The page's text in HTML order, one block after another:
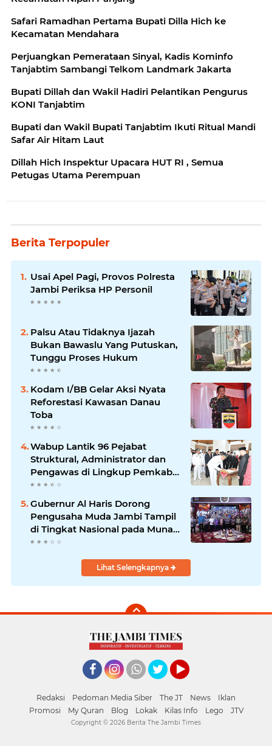
Safari Ramadhan Pertama Bupati Dilla Hich ke
Kecamatan Mendahara
Perjuangkan Pemerataan Sinyal, Kadis Kominfo
Tanjabtim Sambangi Telkom Landmark Jakarta
Bupati Dillah dan Wakil Hadiri Pelantikan Pengurus
KONI Tanjabtim
Bupati dan Wakil Bupati Tanjabtim Ikuti Ritual Mandi
Safar Air Hitam Laut
Dillah Hich Inspektur Upacara HUT RI , Semua
Petugas Utama Perempuan
Berita Terpopuler
Usai Apel Pagi, Provos Polresta
Jambi Periksa HP Personil
Palsu Atau Tidaknya Ijazah
Bukan Bawaslu Yang Putuskan,
Tunggu Proses Hukum
Kodam I/BB Gelar Aksi Nyata
Reforestasi Kawasan Danau
Toba
Wabup Lantik 96 Pejabat
Struktural, Administrator dan
Pengawas di Lingkup Pemkab
Tanjabtim
Gubernur Al Haris Dorong
Pengusaha Muda Jambi Tampil
di Tingkat Nasional pada Munas
HIPMI ke-18
Lihat Selengkapnya
Redaksi Pedoman Media Siber The JT News
Iklan
Promosi
My Quran Blog Lokak Kilas Info Lego JTV
Copyright © 2026 Berita The Jambi Times